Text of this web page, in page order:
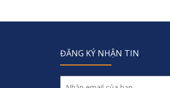
ĐĂNG KÝ NHẬN TIN